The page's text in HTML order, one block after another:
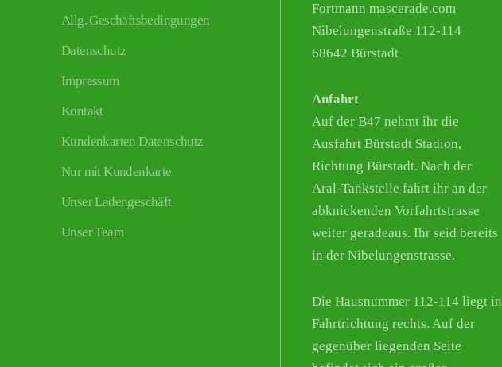
Allg. Geschäftsbedingungen
Datenschutz
Impressum
Kontakt
Kundenkarten Datenschutz
Nur mit Kundenkarte
Unser Ladengeschäft
Unser Team
Fortmann mascerade.com
Nibelungenstraße 112-114
68642 Bürstadt
Anfahrt
Auf der B47 nehmt ihr die
Ausfahrt Bürstadt Stadion,
Richtung Bürstadt. Nach der
Aral-Tankstelle fahrt ihr an der
abknickenden Vorfahrtstrasse
weiter geradeaus. Ihr seid bereits
in der Nibelungenstrasse.
Die Hausnummer 112-114 liegt in
Fahrtrichtung rechts. Auf der
gegenüber liegenden Seite